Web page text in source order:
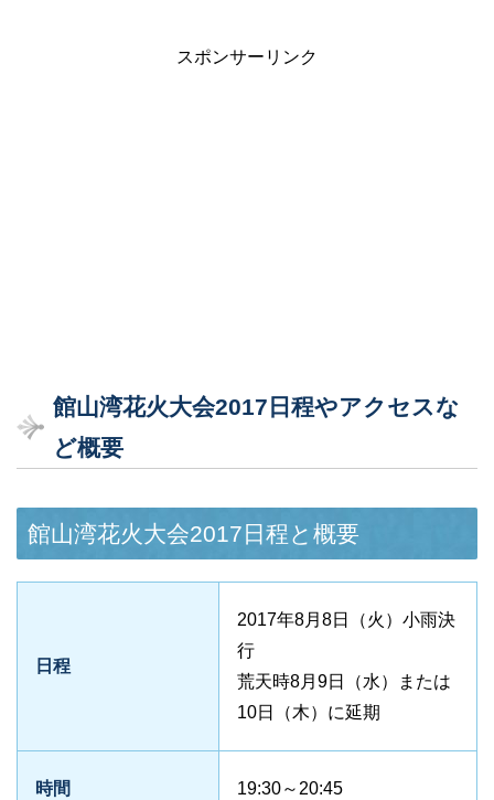
スポンサーリンク
館山湾花火大会2017日程やアクセスな
ど概要
館山湾花火大会2017日程と概要
日程
2017年8月8日（火）小雨決
行
荒天時8月9日（水）または
10日（木）に延期
時間 19:30～20:45